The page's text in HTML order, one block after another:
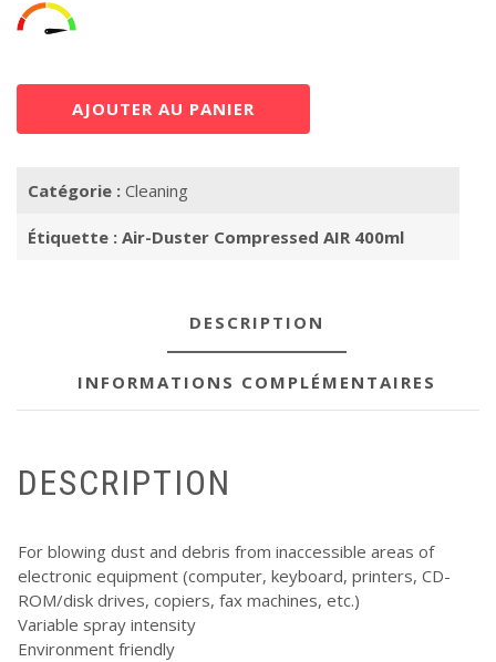
AJOUTER AU PANIER
Catégorie : Cleaning
Étiquette : Air-Duster Compressed AIR 400ml
DESCRIPTION
INFORMATIONS COMPLÉMENTAIRES
DESCRIPTION
For blowing dust and debris from inaccessible areas of
electronic equipment (computer, keyboard, printers, CD-
ROM/disk drives, copiers, fax machines, etc.)
Variable spray intensity
Environment friendly